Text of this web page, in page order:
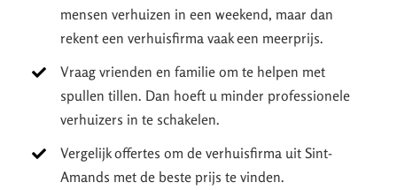
mensen verhuizen in een weekend, maar dan
rekent een verhuisfirma vaak een meerprijs.
Vraag vrienden en familie om te helpen met
spullen tillen. Dan hoeft u minder professionele
verhuizers in te schakelen.
Vergelijk offertes om de verhuisfirma uit Sint-
Amands met de beste prijs te vinden.